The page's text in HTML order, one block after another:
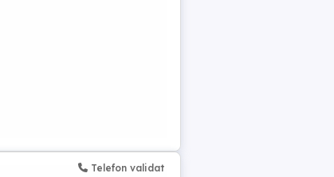
Telefon validat